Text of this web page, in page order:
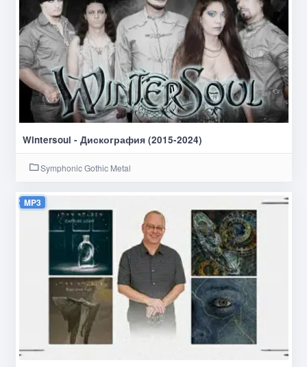
Wintersoul - Дискография (2015-2024)
Symphonic Gothic Metal
MP3